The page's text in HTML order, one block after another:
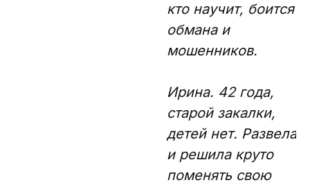
кто научит, боится
обмана и
мошенников.
Ирина. 42 года,
старой закалки,
детей нет.
и решила круто
поменять свою